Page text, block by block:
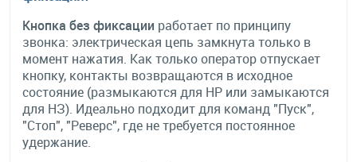
Кнопка без фиксации работает по принципу
звонка: электрическая цепь замкнута только в
момент нажатия. Как только оператор отпускает
кнопку, контакты возвращаются в исходное
состояние (размыкаются для НР или замыкаются
для НЗ). Идеально подходит для команд "Пуск",
"Стоп", "Реверс", где не требуется постоянное
удержание.